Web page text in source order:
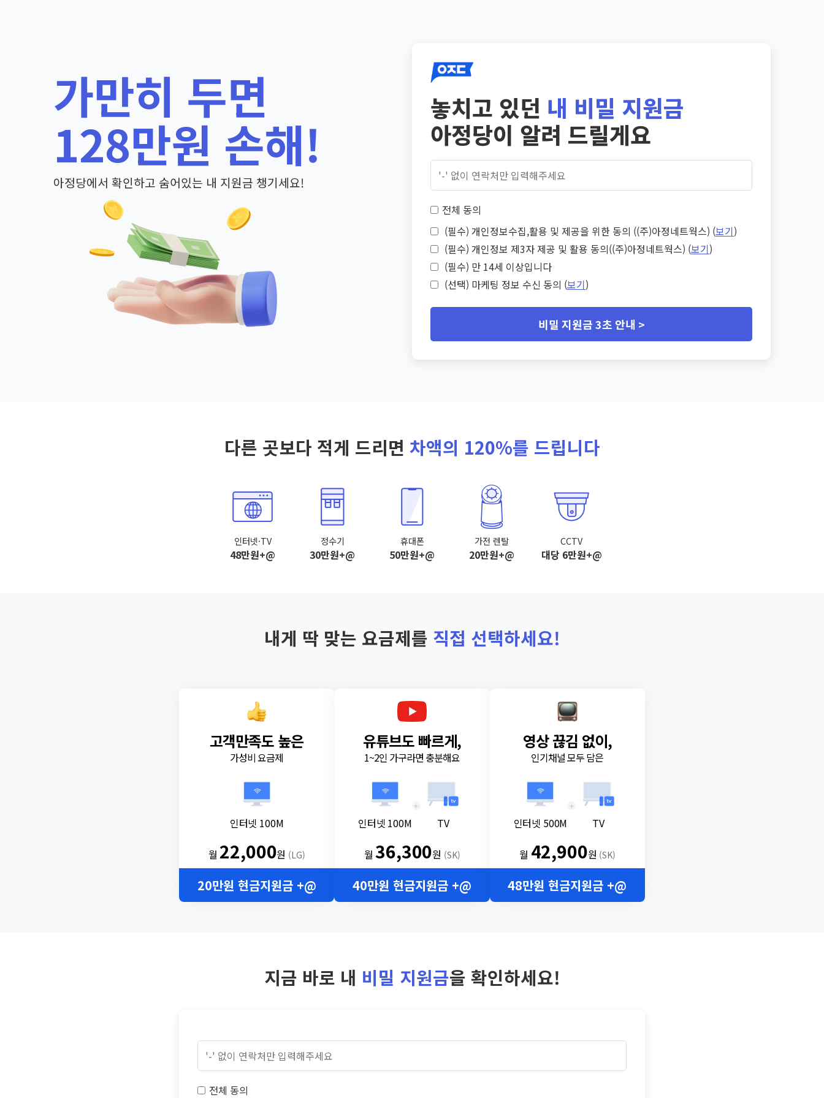
가만히 두면
128만원 손해!
아정당에서 확인하고 숨어있는 내 지원금 챙기세요!
놓치고 있던 내 비밀 지원금
아정당이 알려 드릴게요
전체 동의
(필수) 개인정보수집,활용 및 제공을 위한 동의 ((주)아정네트웍스) (보기)
(필수) 개인정보 제3자 제공 및 활용 동의((주)아정네트웍스) (보기)
(필수) 만 14세 이상입니다
(선택) 마케팅 정보 수신 동의 (보기)
비밀 지원금 3초 안내 >
다른 곳보다 적게 드리면 차액의 120%를 드립니다
인터넷·TV
48만원+@
정수기
30만원+@
휴대폰
50만원+@
가전 렌탈
20만원+@
CCTV
대당 6만원+@
내게 딱 맞는 요금제를 직접 선택하세요!
고객만족도 높은
가성비 요금제
인터넷 100M
월 22,000원 (LG)
20만원 현금지원금 +@
유튜브도 빠르게,
1~2인 가구라면 충분해요
인터넷 100M
+
TV
월36,300원 (SK)
40만원 현금지원금 +@
영상 끊김 없이,
인기채널 모두 담은
인터넷 500M
+
TV
월 42,900원 (SK)
48만원 현금지원금 +@
지금 바로 내 비밀 지원금을 확인하세요!
전체 동의